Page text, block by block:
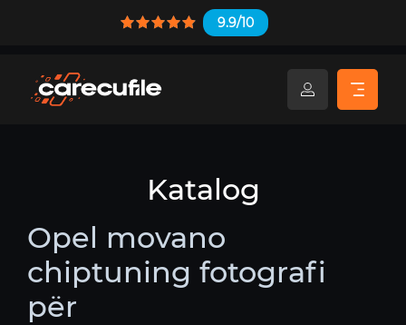
9.9/10
Katalog
Opel movano
chiptuning fotografi
për